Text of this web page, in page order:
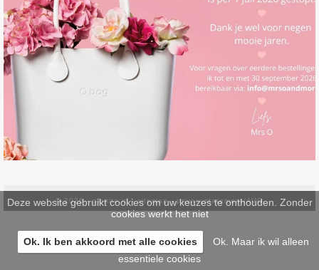
© 2026 -pinsite.nl-sitemap-privacystatement/AVG
Deze website gebruikt cookies om uw keuzes te onthouden. Zonder
cookies werkt het niet
Ok. Ik ben akkoord met alle cookies
Ok. Maar ik wil alleen
essentiele cookies